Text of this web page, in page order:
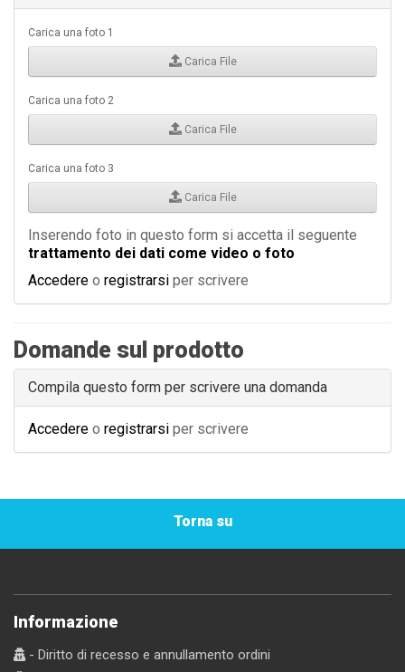
Carica una foto 1
Carica File
Carica una foto 2
Carica File
Carica una foto 3
Carica File
Inserendo foto in questo form si accetta il seguente
trattamento dei dati come video o foto
Accedere o registrarsi per scrivere
Domande sul prodotto
Compila questo form per scrivere una domanda
Accedere o registrarsi per scrivere
Torna su
Informazione
- Diritto di recesso e annullamento ordini